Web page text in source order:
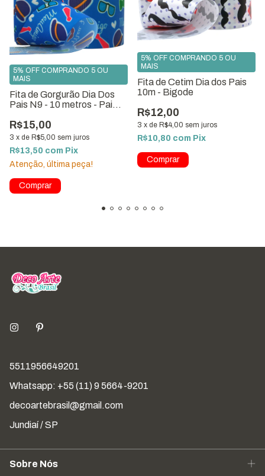
Fita de Gorgurão Dia Dos
Pais N9 - 10 metros - Pai
R$15,00
3 x de R$5,00 sem juros
5% OFF COMPRANDO 5 OU
MAIS
R$13,50 com Pix
Atenção, última peça!
Fita de Cetim Dia dos Pais
10m - Bigode
R$12,00
3 x de R$4,00 sem juros
5% OFF COMPRANDO 5 OU
MAIS
R$10,80 com Pix
5511956649201
Whatsapp: +55 (11) 9 5664-9201
decoartebrasil@gmail.com
Jundiaí / SP
Sobre Nós